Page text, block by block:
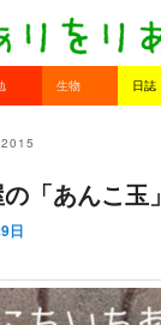
生物 日誌
「あんこ玉」
日